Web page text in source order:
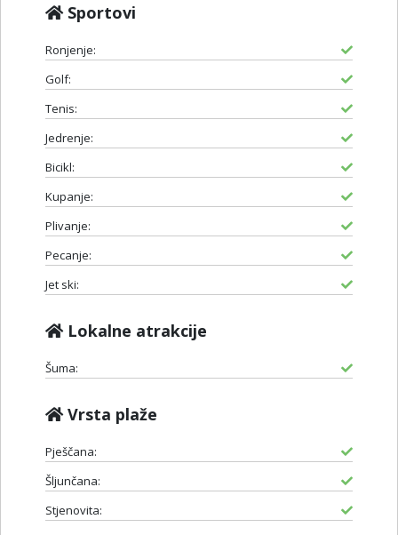
Sportovi
Ronjenje:
Golf:
Tenis:
Jedrenje:
Bicikl:
Kupanje:
Plivanje:
Pecanje:
Jet ski:
Lokalne atrakcije
Šuma:
Vrsta plaže
Pješčana:
Šljunčana:
Stjenovita: